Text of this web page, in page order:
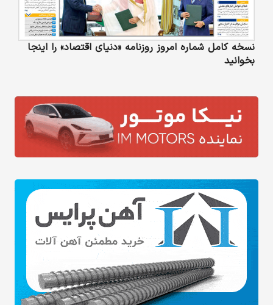
نسخه کامل شماره امروز روزنامه «دنیای‌ اقتصاد» را اینجا
بخوانید